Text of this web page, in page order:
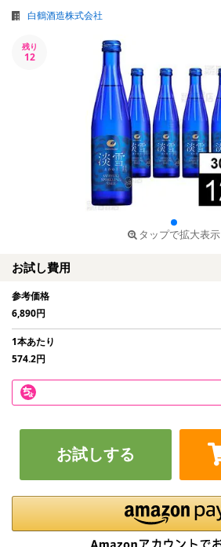
白鶴酒造株式会社
残り
12
タップで拡大表示
お試し費用
参考価格
6,890円
1本あたり
574.2円
お試しする